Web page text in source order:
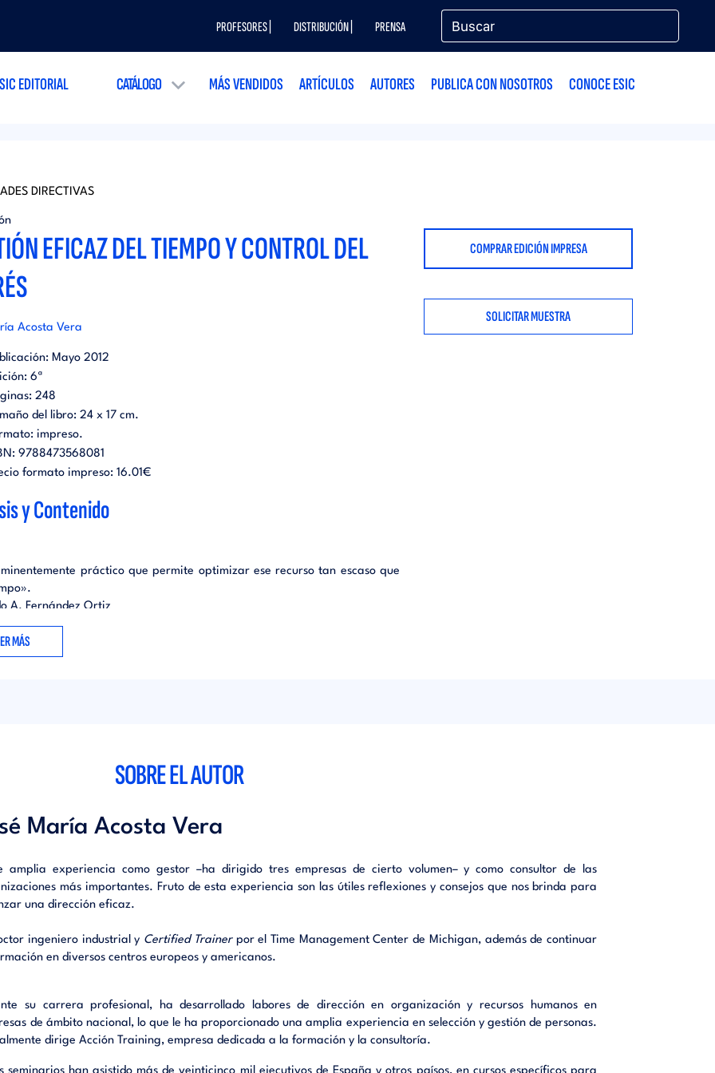
PROFESORES | DISTRIBUCIÓN | PRENSA
EDITORIAL CATÁLOGO MÁS VENDIDOS ARTÍCULOS AUTORES PUBLICA CON NOSOTROS CONOCE ESIC
DIRECTIVAS
EFICAZ DEL TIEMPO Y CONTROL DEL
Acosta Vera
Mayo 2012
6ª
248
del libro: 24 x 17 cm.
impreso.
9788473568081
formato impreso: 16.01€
y Contenido
práctico que permite optimizar ese recurso tan escaso que
A. Fernández Ortiz
Director General - UBS España
Acosta nos ofrece una guía útil para administrar nuestro tiempo. Obra
en práctica de muchas de las enseñanzas de este libro ha aumentado
nuestra labor profesional».
González
el tiempo es gestionar la propia vida Si tiene problemas de tiempo, si
mejorar su eficacia profesional, esta obra le será de gran utilidad. Recoge
El objetivo de este libro es proporcionarle mayor calidad de trabajo y de
y la felicidad se alcanzan sólo con el logro de los objetivos personales. Estos
requieren, para ser alcanzados, la realización de determinadas
Y cada una de estas actividades exige tiempo. Pero no es fácil elegir
MÁS
COMPRAR EDICIÓN IMPRESA
SOLICITAR MUESTRA
SOBRE EL AUTOR
María Acosta Vera
amplia experiencia como gestor –ha dirigido tres empresas de cierto volumen– y como consultor de las
más importantes. Fruto de esta experiencia son las útiles reflexiones y consejos que nos brinda para
una dirección eficaz.
ingeniero industrial y Certified Trainer por el Time Management Center de Michigan, además de continuar
en diversos centros europeos y americanos.
su carrera profesional, ha desarrollado labores de dirección en organización y recursos humanos en
de ámbito nacional, lo que le ha proporcionado una amplia experiencia en selección y gestión de personas.
dirige Acción Training, empresa dedicada a la formación y la consultoría.